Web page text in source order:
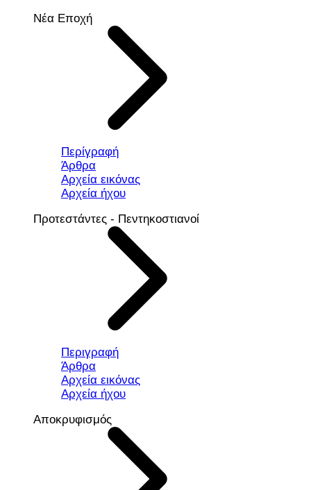
Νέα Εποχή
Περίγραφή
Άρθρα
Αρχεία εικόνας
Αρχεία ήχου
Προτεστάντες - Πεντηκοστιανοί
Περιγραφή
Άρθρα
Αρχεία εικόνας
Αρχεία ήχου
Αποκρυφισμός